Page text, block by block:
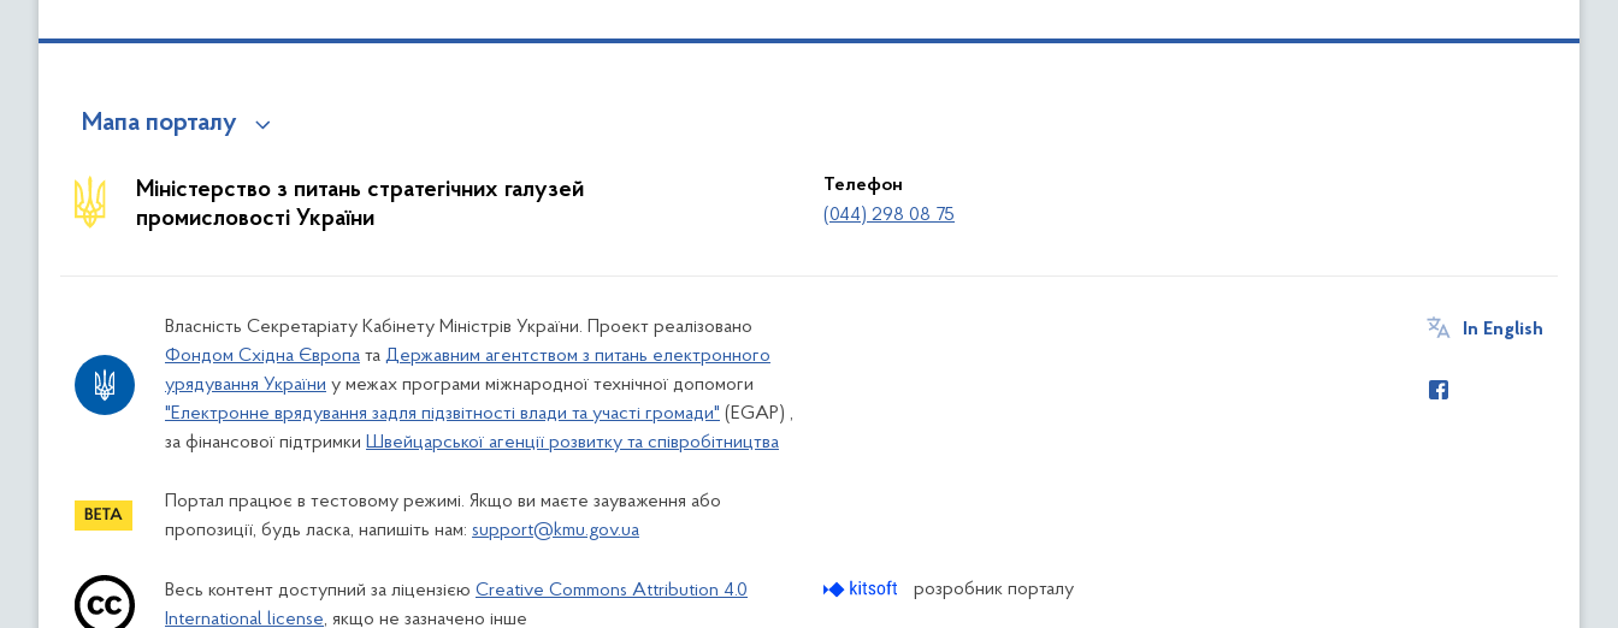
Мапа порталу
Міністерство з питань стратегічних галузей
промисловості України
Телефон
(044) 298 08 75
Власність Секретаріату Кабінету Міністрів України. Проект реалізовано
Фондом Східна Європа та Державним агентством з питань електронного
урядування України у межах програми міжнародної технічної допомоги
"Електронне врядування задля підзвітності влади та участі громади" (EGAP) ,
за фінансової підтримки Швейцарської агенції розвитку та співробітництва
Портал працює в тестовому режимі. Якщо ви маєте зауваження або
пропозиції, будь ласка, напишіть нам: support@kmu.gov.ua
In English
Весь контент доступний за ліцензією Creative Commons Attribution 4.0
International license, якщо не зазначено інше
розробник порталу